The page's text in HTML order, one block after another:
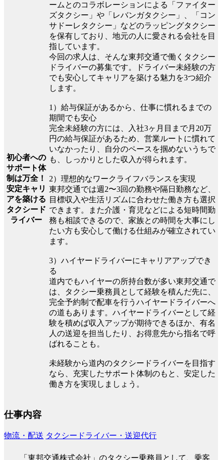
初心者への
サポート体
制は万全！
安定キャリ
アを築ける
タクシード
ライバー
ームとのコラボレーションによる「ファイター
ズタクシー」や「レバンガタクシー」、「コン
サドーレタクシー」などのラッピングタクシー
を保有しており、地元の人に愛される会社を目
指しています。
今回の求人は、そんな東邦交通で働くタクシー
ドライバーの募集です。ドライバー未経験の方
でも安心してキャリアを築ける魅力を3つ紹介
します。
1）給与保証があるから、仕事に慣れるまでの
期間でも安心
完全未経験の方には、入社3ヶ月目まで月20万
円の給与保証があるため、営業ルートに慣れて
いなかったり、自分のペースを掴めないうちで
も、しっかりとした収入が得られます。
2）理想的なワークライフバランスを実現
東邦交通では週2〜3回の勤務や隔日勤務など、
目標収入や生活リズムに合わせた働き方も選択
できます。また介護・育児などによる短時間勤
務も相談できるので、家族との時間を大事にし
たい方も安心して働ける仕組みが確立されてい
ます。
3）ハイヤードライバーにキャリアアップでき
る
道内でもハイヤーの所持台数が多い東邦交通で
は、タクシー乗務員として経験を積んだ先に、
完全予約制で配車を行うハイヤードライバーへ
の道もあります。ハイヤードライバーとして経
験を積めば収入アップが期待できるほか、有名
人の送迎を担当したり、お得意先から指名で呼
ばれることも。
未経験から道内のタクシードライバーを目指す
なら、充実したサポート体制のもと、安定した
働き方を実現しましょう。
仕事内容
物流・配送 タクシードライバー・送迎代行
「東邦交通株式会社」のタクシー乗務員として、乗客